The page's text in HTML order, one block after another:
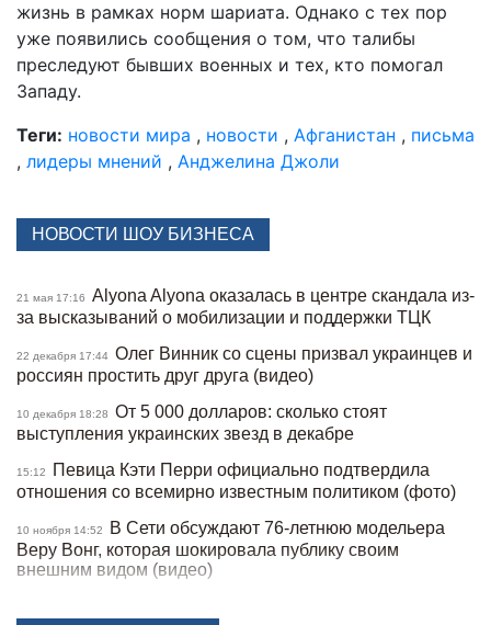
жизнь в рамках норм шариата. Однако с тех пор
уже появились сообщения о том, что талибы
преследуют бывших военных и тех, кто помогал
Западу.
Теги: новости мира , новости , Афганистан , письма
, лидеры мнений , Анджелина Джоли
НОВОСТИ ШОУ БИЗНЕСА
21 мая 17:16
Alyona Alyona оказалась в центре скандала из-
за высказываний о мобилизации и поддержки ТЦК
22 декабря 17:44 Олег Винник со сцены призвал украинцев и
россиян простить друг друга (видео)
10 декабря 18:28
От 5 000 долларов: сколько стоят
выступления украинских звезд в декабре
15:12
Певица Кэти Перри официально подтвердила
отношения со всемирно известным политиком (фото)
10 ноября 14:52
В Сети обсуждают 76-летнюю модельера
Веру Вонг, которая шокировала публику своим
внешним видом (видео)